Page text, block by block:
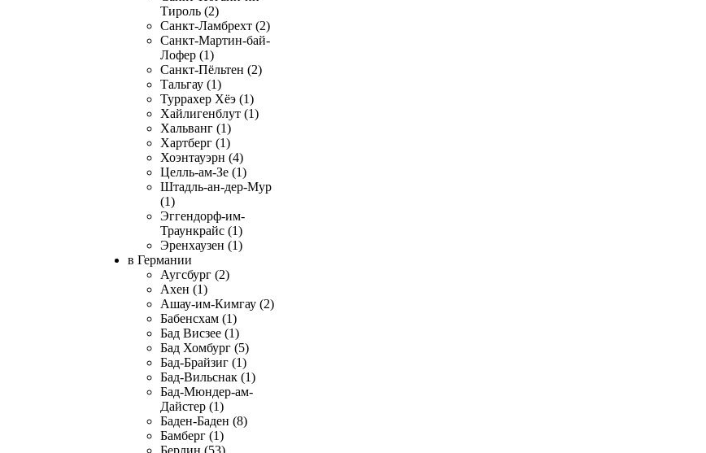
Тироль (2)
Санкт-Ламбрехт (2)
Санкт-Мартин-бай-
Лофер (1)
Санкт-Пёльтен (2)
Тальгау (1)
Туррахер Хёэ (1)
Хайлигенблут (1)
Хальванг (1)
Хартберг (1)
Хоэнтауэрн (4)
Целль-ам-Зе (1)
Штадль-ан-дер-Мур
(1)
Эггендорф-им-
Траункрайс (1)
Эренхаузен (1)
в Германии
Аугсбург (2)
Ахен (1)
Ашау-им-Кимгау (2)
Бабенсхам (1)
Бад Висзее (1)
Бад Хомбург (5)
Бад-Брайзиг (1)
Бад-Вильснак (1)
Бад-Мюндер-ам-
Дайстер (1)
Баден-Баден (8)
Бамберг (1)
Берлин (53)